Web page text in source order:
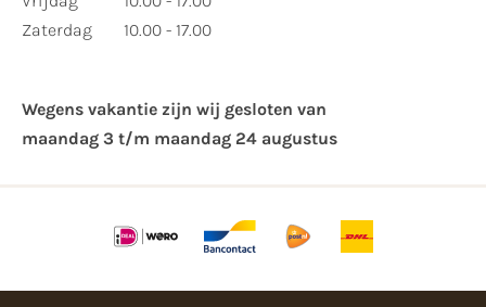
Zaterdag
10.00 - 17.00
Wegens vakantie zijn wij gesloten van ​
maandag 3 t/m maandag 24 augustus